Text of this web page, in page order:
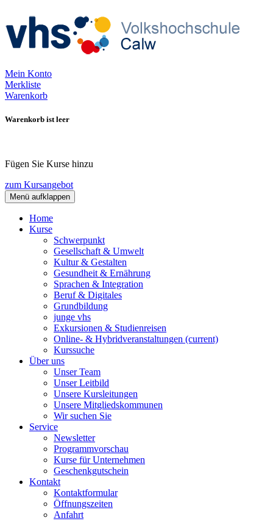
Mein Konto
Merkliste
Warenkorb
Warenkorb ist leer
Fügen Sie Kurse hinzu
zum Kursangebot
Menü aufklappen
Home
Kurse
Schwerpunkt
Gesellschaft & Umwelt
Kultur & Gestalten
Gesundheit & Ernährung
Sprachen & Integration
Beruf & Digitales
Grundbildung
junge vhs
Exkursionen & Studienreisen
Online- & Hybridveranstaltungen (current)
Kurssuche
Über uns
Unser Team
Unser Leitbild
Unsere Kursleitungen
Unsere Mitgliedskommunen
Wir suchen Sie
Service
Newsletter
Programmvorschau
Kurse für Unternehmen
Geschenkgutschein
Kontakt
Kontaktformular
Öffnungszeiten
Anfahrt